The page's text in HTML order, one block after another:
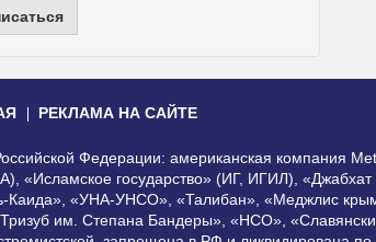
РЕКЛАМА НА САЙТЕ
Федерации: американская компания
«Исламское государство» (ИГ, ИГИЛ),
«УНА-УНСО», «Талибан», «Меджлис
им. Степана Бандеры», «НСО»,